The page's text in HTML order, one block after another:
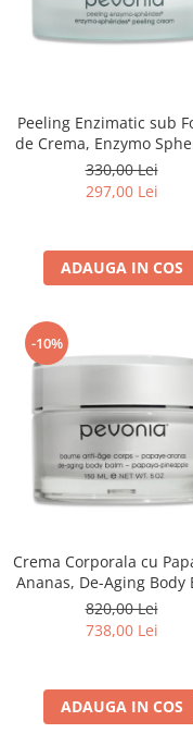
Peeling Enzimatic sub
de Crema, Enzymo
Peeling Cream - 50ml
330,00 Lei
297,00 Lei
ADAUGA IN COS
-10%
Crema Corporala cu
Ananas, De-Aging Body
Papaya Pineapple -
820,00 Lei
738,00 Lei
ADAUGA IN COS